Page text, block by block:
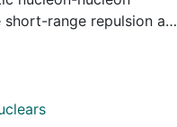
range repulsion and
force on the spectral
beyond 100 MeV into
related to the